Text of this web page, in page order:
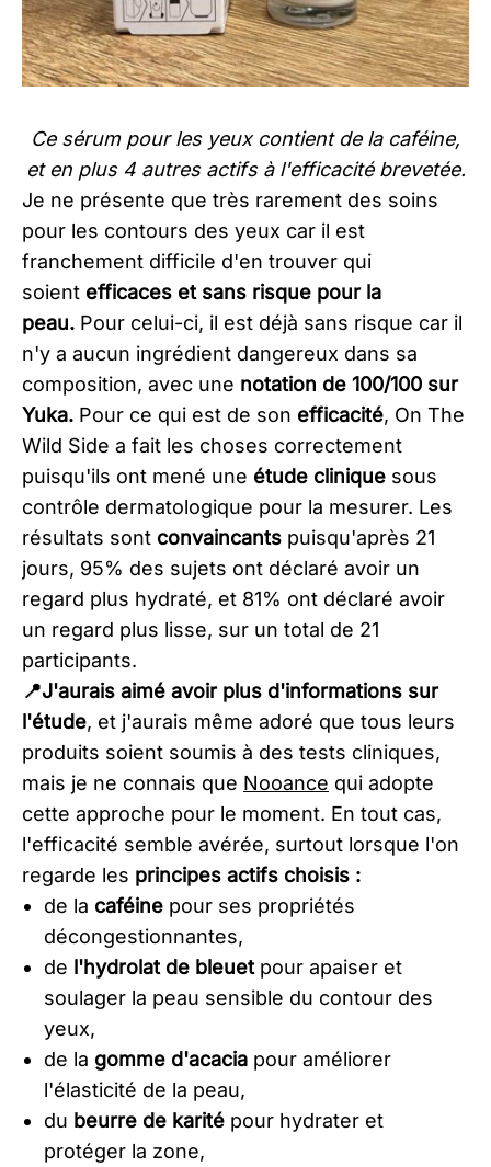
Ce sérum pour les yeux contient de la caféine,
et en plus 4 autres actifs à l'efficacité brevetée.
Je ne présente que très rarement des soins
pour les contours des yeux car il est
franchement difficile d'en trouver qui
soient efficaces et sans risque pour la
peau. Pour celui-ci, il est déjà sans risque car il
n'y a aucun ingrédient dangereux dans sa
composition, avec une notation de 100/100 sur
Yuka. Pour ce qui est de son efficacité, On The
Wild Side a fait les choses correctement
puisqu'ils ont mené une étude clinique sous
contrôle dermatologique pour la mesurer. Les
résultats sont convaincants puisqu'après 21
jours, 95% des sujets ont déclaré avoir un
regard plus hydraté, et 81% ont déclaré avoir
un regard plus lisse, sur un total de 21
participants.
📍J'aurais aimé avoir plus d'informations sur
l'étude, et j'aurais même adoré que tous leurs
produits soient soumis à des tests cliniques,
mais je ne connais que Nooance qui adopte
cette approche pour le moment. En tout cas,
l'efficacité semble avérée, surtout lorsque l'on
regarde les principes actifs choisis :
de la caféine pour ses propriétés
décongestionnantes,
de l'hydrolat de bleuet pour apaiser et
soulager la peau sensible du contour des
yeux,
de la gomme d'acacia pour améliorer
l'élasticité de la peau,
du beurre de karité pour hydrater et
protéger la zone,